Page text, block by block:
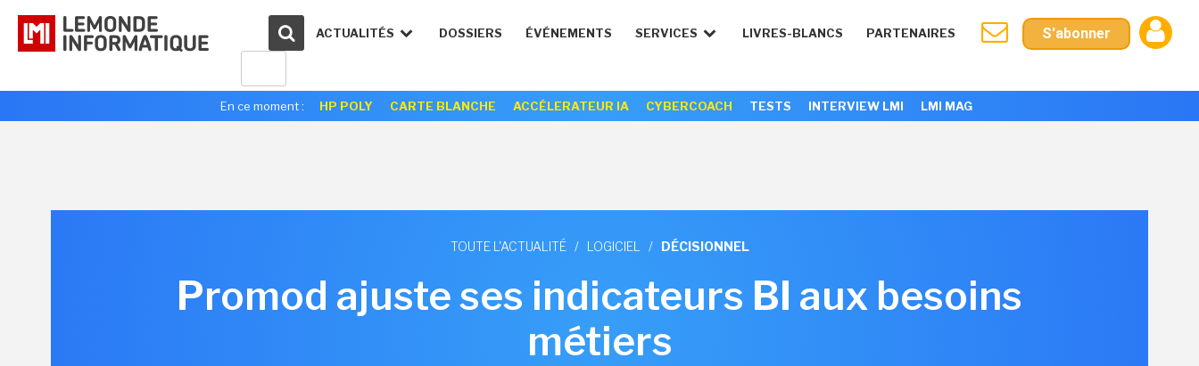
ACTUALITÉS DOSSIERS ÉVÉNEMENTS SERVICES LIVRES-BLANCS PARTENAIRES S'abonner
En ce moment : HP POLY CARTE BLANCHE ACCÉLERATEUR IA CYBERCOACH TESTS INTERVIEW LMI LMI MAG
TOUTE L'ACTUALITÉ / LOGICIEL / DÉCISIONNEL
Promod ajuste ses indicateurs BI aux besoins
métiers